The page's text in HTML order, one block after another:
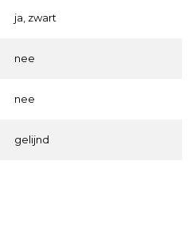
ja, zwart
nee
nee
gelijnd